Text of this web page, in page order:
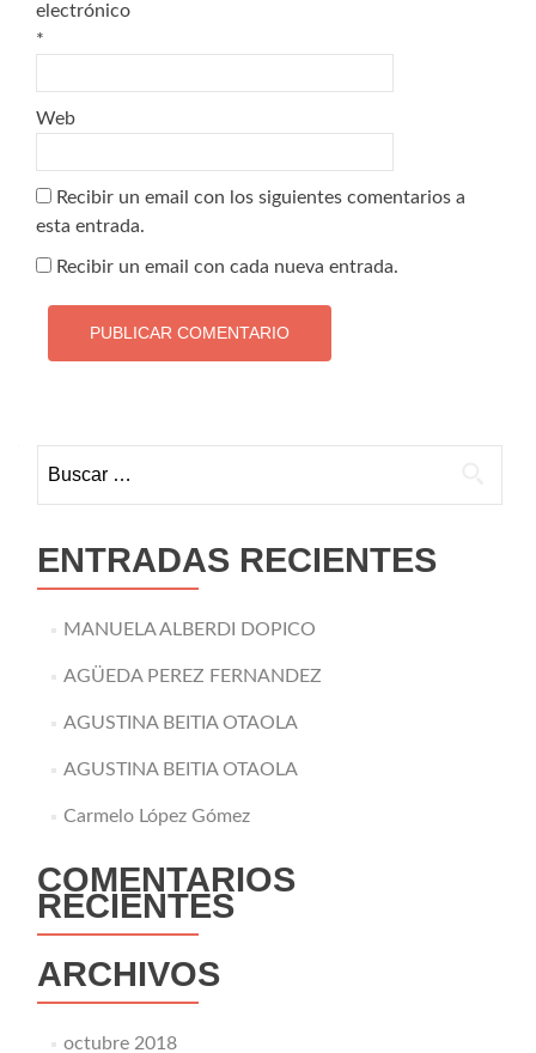
electrónico
*
Web
Recibir un email con los siguientes comentarios a
esta entrada.
Recibir un email con cada nueva entrada.
ENTRADAS RECIENTES
MANUELA ALBERDI DOPICO
AGÜEDA PEREZ FERNANDEZ
AGUSTINA BEITIA OTAOLA
AGUSTINA BEITIA OTAOLA
Carmelo López Gómez
COMENTARIOS
RECIENTES
ARCHIVOS
octubre 2018